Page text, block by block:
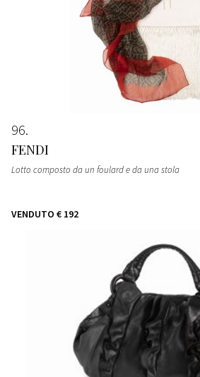
96
FENDI
Lotto composto da un foulard e da una stola
VENDUTO € 192